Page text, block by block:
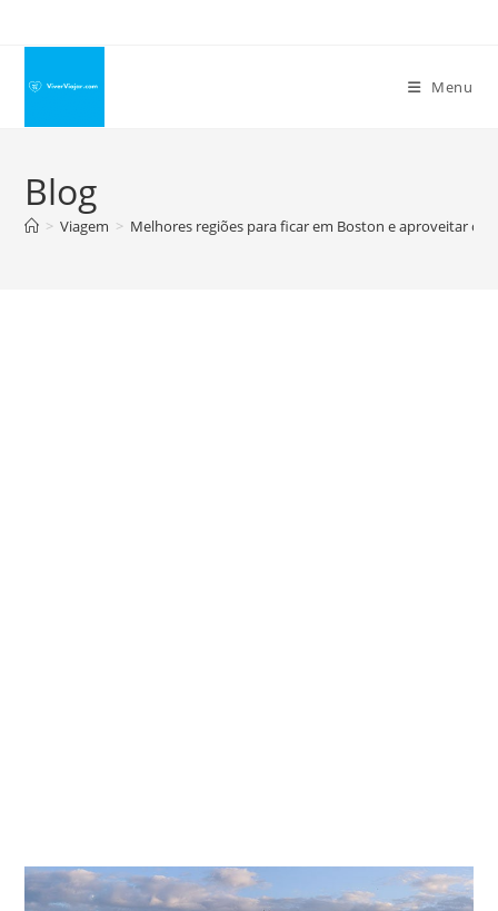
conteúdo
Menu
Blog
> Viagem > Melhores regiões para ficar em Boston e aproveitar o